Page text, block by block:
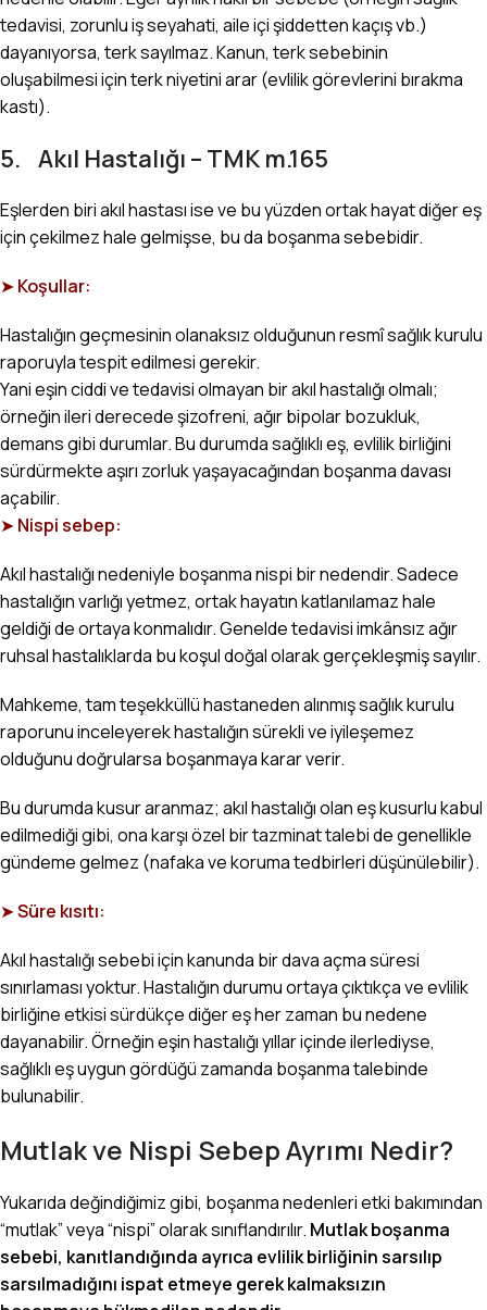
tedavisi, zorunlu iş seyahati, aile içi şiddetten kaçış vb.)
dayanıyorsa, terk sayılmaz. Kanun, terk sebebinin
oluşabilmesi için terk niyetini arar (evlilik görevlerini bırakma
kastı).
5. Akıl Hastalığı – TMK m.165
Eşlerden biri akıl hastası ise ve bu yüzden ortak hayat diğer eş
için çekilmez hale gelmişse, bu da boşanma sebebidir.
➤Koşullar:
Hastalığın geçmesinin olanaksız olduğunun resmî sağlık kurulu
raporuyla tespit edilmesi gerekir.
Yani eşin ciddi ve tedavisi olmayan bir akıl hastalığı olmalı;
örneğin ileri derecede şizofreni, ağır bipolar bozukluk,
demans gibi durumlar. Bu durumda sağlıklı eş, evlilik birliğini
sürdürmekte aşırı zorluk yaşayacağından boşanma davası
açabilir.
➤Nispi sebep:
Akıl hastalığı nedeniyle boşanma nispi bir nedendir. Sadece
hastalığın varlığı yetmez, ortak hayatın katlanılamaz hale
geldiği de ortaya konmalıdır. Genelde tedavisi imkânsız ağır
ruhsal hastalıklarda bu koşul doğal olarak gerçekleşmiş sayılır.
Mahkeme, tam teşekküllü hastaneden alınmış sağlık kurulu
raporunu inceleyerek hastalığın sürekli ve iyileşemez
olduğunu doğrularsa boşanmaya karar verir.
Bu durumda kusur aranmaz; akıl hastalığı olan eş kusurlu kabul
edilmediği gibi, ona karşı özel bir tazminat talebi de genellikle
gündeme gelmez (nafaka ve koruma tedbirleri düşünülebilir).
➤Süre kısıtı:
Akıl hastalığı sebebi için kanunda bir dava açma süresi
sınırlaması yoktur. Hastalığın durumu ortaya çıktıkça ve evlilik
birliğine etkisi sürdükçe diğer eş her zaman bu nedene
dayanabilir. Örneğin eşin hastalığı yıllar içinde ilerlediyse,
sağlıklı eş uygun gördüğü zamanda boşanma talebinde
bulunabilir.
Mutlak ve Nispi Sebep Ayrımı Nedir?
Yukarıda değindiğimiz gibi, boşanma nedenleri etki bakımından
“mutlak” veya “nispi” olarak sınıflandırılır. Mutlak boşanma
sebebi, kanıtlandığında ayrıca evlilik birliğinin sarsılıp
sarsılmadığını ispat etmeye gerek kalmaksızın